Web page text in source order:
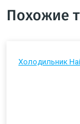
Похожие
Холодильник